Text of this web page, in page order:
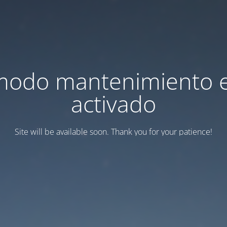
mantenimiento
activado
Site will be available soon. Thank you for your patience!